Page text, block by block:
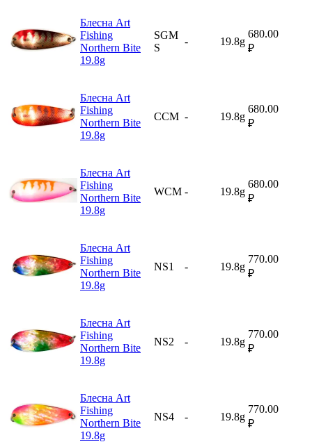
Блесна Art
Fishing
Northern Bite
19.8g
SGM
S
- 19.8g
680.00
₽
Блесна Art
Fishing
Northern Bite
19.8g
CCM - 19.8g
680.00
₽
Блесна Art
Fishing
Northern Bite
19.8g
WCM - 19.8g
680.00
₽
Блесна Art
Fishing
Northern Bite
19.8g
NS1 - 19.8g
770.00
₽
Блесна Art
Fishing
Northern Bite
19.8g
NS2 - 19.8g
770.00
₽
Блесна Art
Fishing
Northern Bite
19.8g
NS4 - 19.8g
770.00
₽